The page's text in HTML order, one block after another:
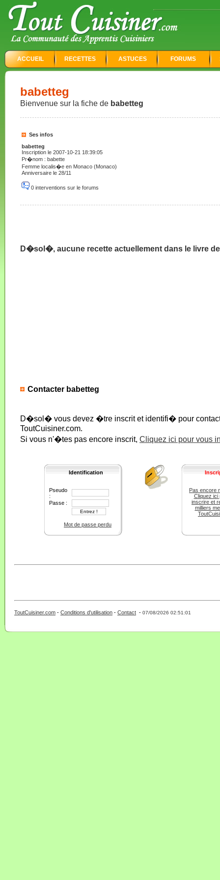
ACCUEIL RECETTES ASTUCES FORUMS
babetteg
Bienvenue sur la fiche de babetteg
Ses infos
babetteg
Inscription le 2007-10-21 18:39:05
Pr�nom : babette
Femme localis�e en Monaco (Monaco)
Anniversaire le 28/11
0 interventions sur le forums
D�sol�, aucune recette actuellement dans le livre
Contacter babetteg
D�sol� vous devez �tre inscrit et identifi� pour
ToutCuisiner.com.
Si vous n'�tes pas encore inscrit, Cliquez ici pour vous
Identification
Pseudo
:
Passe :
Mot de passe perdu
Pas encore
Cliquez ici
inscrire et
milliers
ToutCuisiner.com - Conditions d'utilisation - Contact - 07/08/2026 02:51:01